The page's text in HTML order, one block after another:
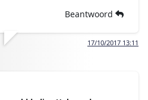
Beantwoord
17/10/2017 13:11